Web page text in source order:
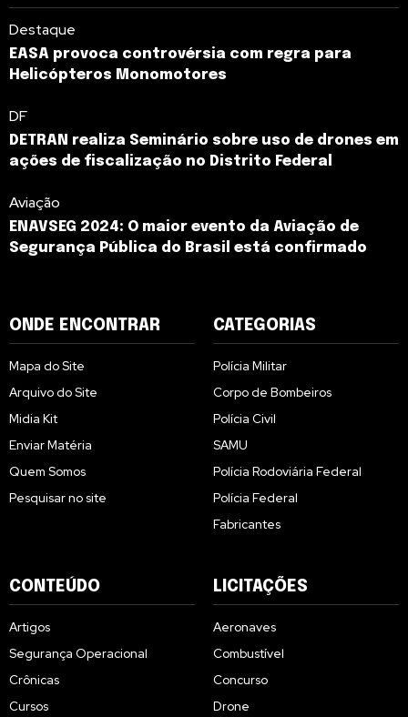
Destaque
EASA provoca controvérsia com regra para
Helicópteros Monomotores
DF
DETRAN realiza Seminário sobre uso de drones em
ações de fiscalização no Distrito Federal
Aviação
ENAVSEG 2024: O maior evento da Aviação de
Segurança Pública do Brasil está confirmado
ONDE ENCONTRAR
Mapa do Site
Arquivo do Site
Midia Kit
Enviar Matéria
Quem Somos
Pesquisar no site
CATEGORIAS
Polícia Militar
Corpo de Bombeiros
Polícia Civil
SAMU
Polícia Rodoviária Federal
Polícia Federal
Fabricantes
CONTEÚDO
Artigos
Segurança Operacional
Crônicas
Cursos
LICITAÇÕES
Aeronaves
Combustível
Concurso
Drone